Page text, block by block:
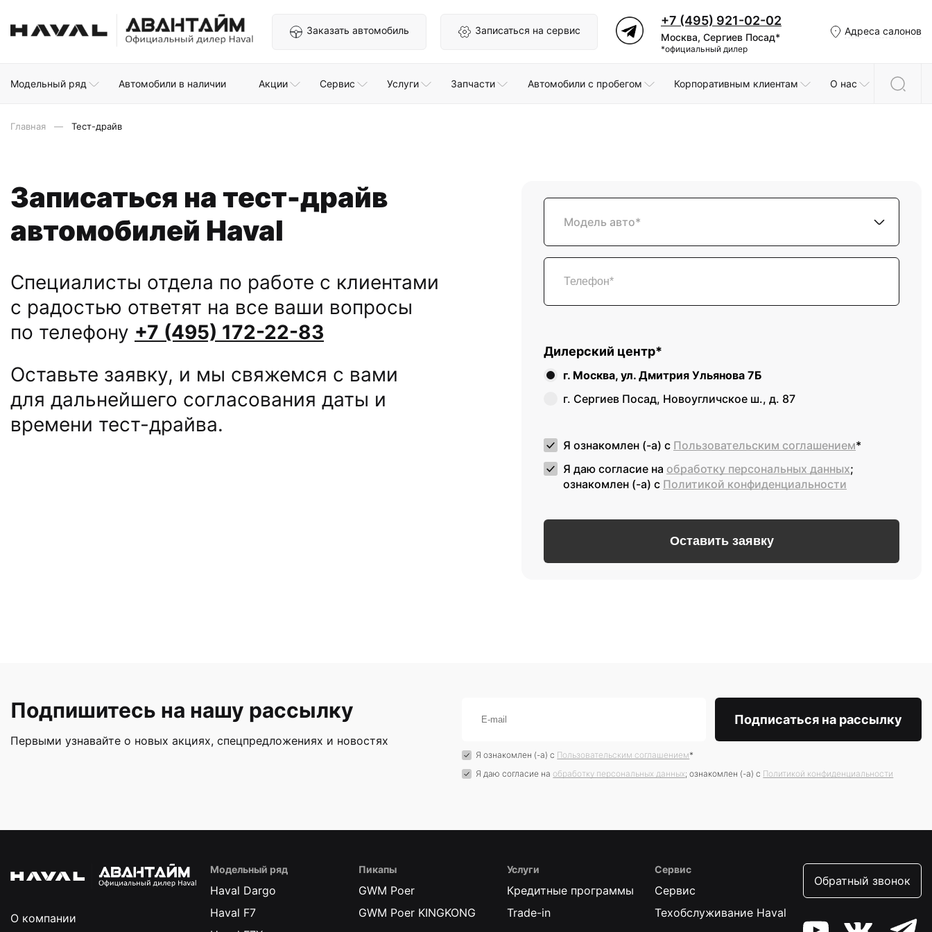
Заказать автомобиль Записаться на сервис
+7 (495) 921-02-02
Москва, Сергиев Посад*
*официальный дилер
Адреса салонов
Модельный ряд Автомобили в наличии Акции Сервис Услуги Запчасти Автомобили с пробегом Корпоративным клиентам О нас
Главная Тест-драйв
Записаться на тест-драйв
автомобилей Haval
Специалисты отдела по работе с клиентами
с радостью ответят на все ваши вопросы
по телефону +7 (495) 172-22-83
Оставьте заявку, и мы свяжемся с вами
для дальнейшего согласования даты и
времени тест-драйва.
Модель авто*
Дилерский центр*
г. Москва, ул. Дмитрия Ульянова 7Б
г. Сергиев Посад, Новоугличское ш., д. 87
Я ознакомлен (-а) с Пользовательским соглашением*
Я даю согласие на обработку персональных данных;
ознакомлен (-а) c Политикой конфиденциальности
Подпишитесь на нашу рассылку
Первыми узнавайте о новых акциях, спецпредложениях и новостях
Я ознакомлен (-а) с Пользовательским соглашением*
Я даю согласие на обработку персональных данных; ознакомлен (-а) c Политикой конфиденциальности
О компании
Модельный ряд
Haval Dargo
Haval F7
Пикапы
GWM Poer
GWM Poer KINGKONG
Услуги
Кредитные программы
Trade-in
Сервис
Сервис
Техобслуживание Haval
Обратный звонок